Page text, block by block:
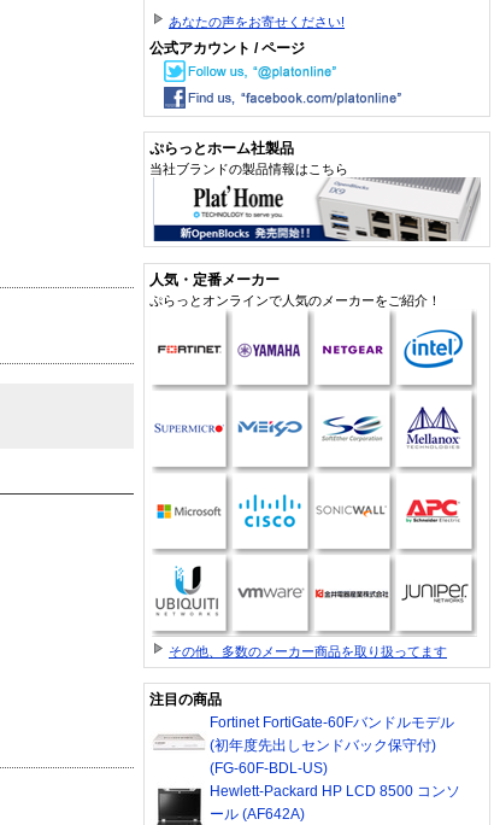
あなたの声をお寄せください!
公式アカウント / ページ
ぷらっとホーム社製品
当社ブランドの製品情報はこちら
人気・定番メーカー
ぷらっとオンラインで人気のメーカーをご紹介！
その他、多数のメーカー商品を取り扱ってます
注目の商品
Fortinet FortiGate-60Fバンドルモデル
(初年度先出しセンドバック保守付)
(FG-60F-BDL-US)
Hewlett-Packard HP LCD 8500 コンソ
ール (AF642A)